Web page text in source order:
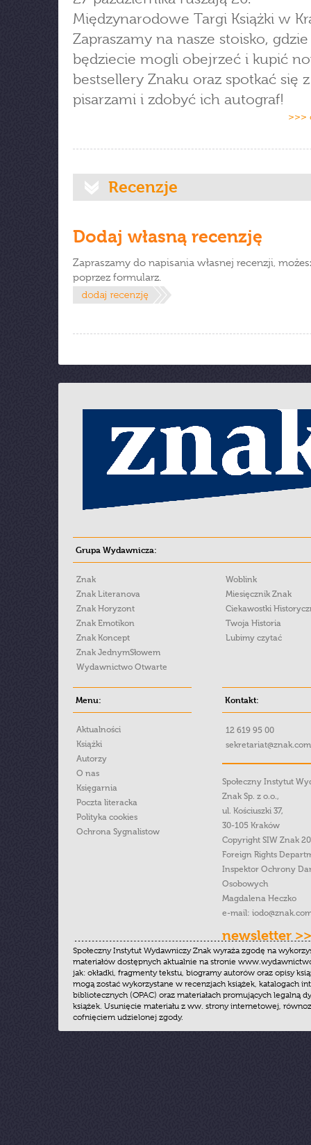
Międzynarodowe Targi Książki w
Zapraszamy na nasze stoisko, gdzie
będziecie mogli obejrzeć i kupić
bestsellery Znaku oraz spotkać się z
pisarzami i zdobyć ich autograf!
>>>
Recenzje
Dodaj własną recenzję
Zapraszamy do napisania własnej recenzji,
poprzez formularz.
Grupa Wydawnicza:
Znak
Znak Literanova
Znak Horyzont
Znak Emotikon
Znak Koncept
Znak JednymSłowem
Wydawnictwo Otwarte
Woblink
Miesięcznik Znak
Ciekawostki
Twoja Historia
Lubimy czytać
Menu:
Aktualności
Książki
Autorzy
O nas
Księgarnia
Poczta literacka
Polityka cookies
Ochrona Sygnalistow
Kontakt:
12 619 95 00
Społeczny Instytut
Znak Sp. z o.o.,
ul. Kościuszki 37,
30-105 Kraków
Copyright SIW Znak
Foreign Rights
Inspektor Ochrony
Osobowych
Magdalena Heczko
e-mail:
newsletter >>
Społeczny Instytut Wydawniczy Znak wyraża zgodę na
materiałów dostępnych aktualnie na stronie
jak: okładki, fragmenty tekstu, biogramy autorów oraz opisy
mogą zostać wykorzystane w recenzjach książek, katalogach
bibliotecznych (OPAC) oraz materiałach promujących legalną
książek. Usunięcie materiału z ww. strony internetowej,
cofnięciem udzielonej zgody.